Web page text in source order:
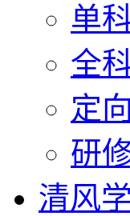
单
全
定
研
清风